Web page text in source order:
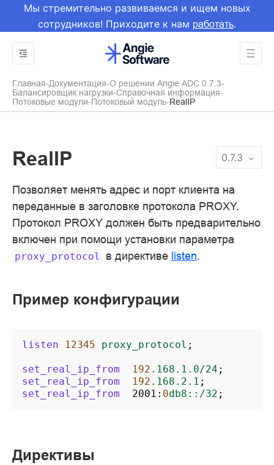
Мы стремительно развиваемся и ищем новых
сотрудников! Приходите к нам работать.
Главная Документация О решении Angie ADC 0.7.3
Балансировщик нагрузки Справочная информация
Потоковые модули Потоковый модуль RealIP
0.7.3
RealIP
Позволяет менять адрес и порт клиента на
переданные в заголовке протокола PROXY.
Протокол PROXY должен быть предварительно
включен при помощи установки параметра
proxy_protocol в директиве listen.
Пример конфигурации
listen 12345 proxy_protocol ;
set_real_ip_from 192 .168.1.0/24 ;
set_real_ip_from
192 .168.2.1 ;
set_real_ip_from
2001 : 0db8::/32 ;
Директивы